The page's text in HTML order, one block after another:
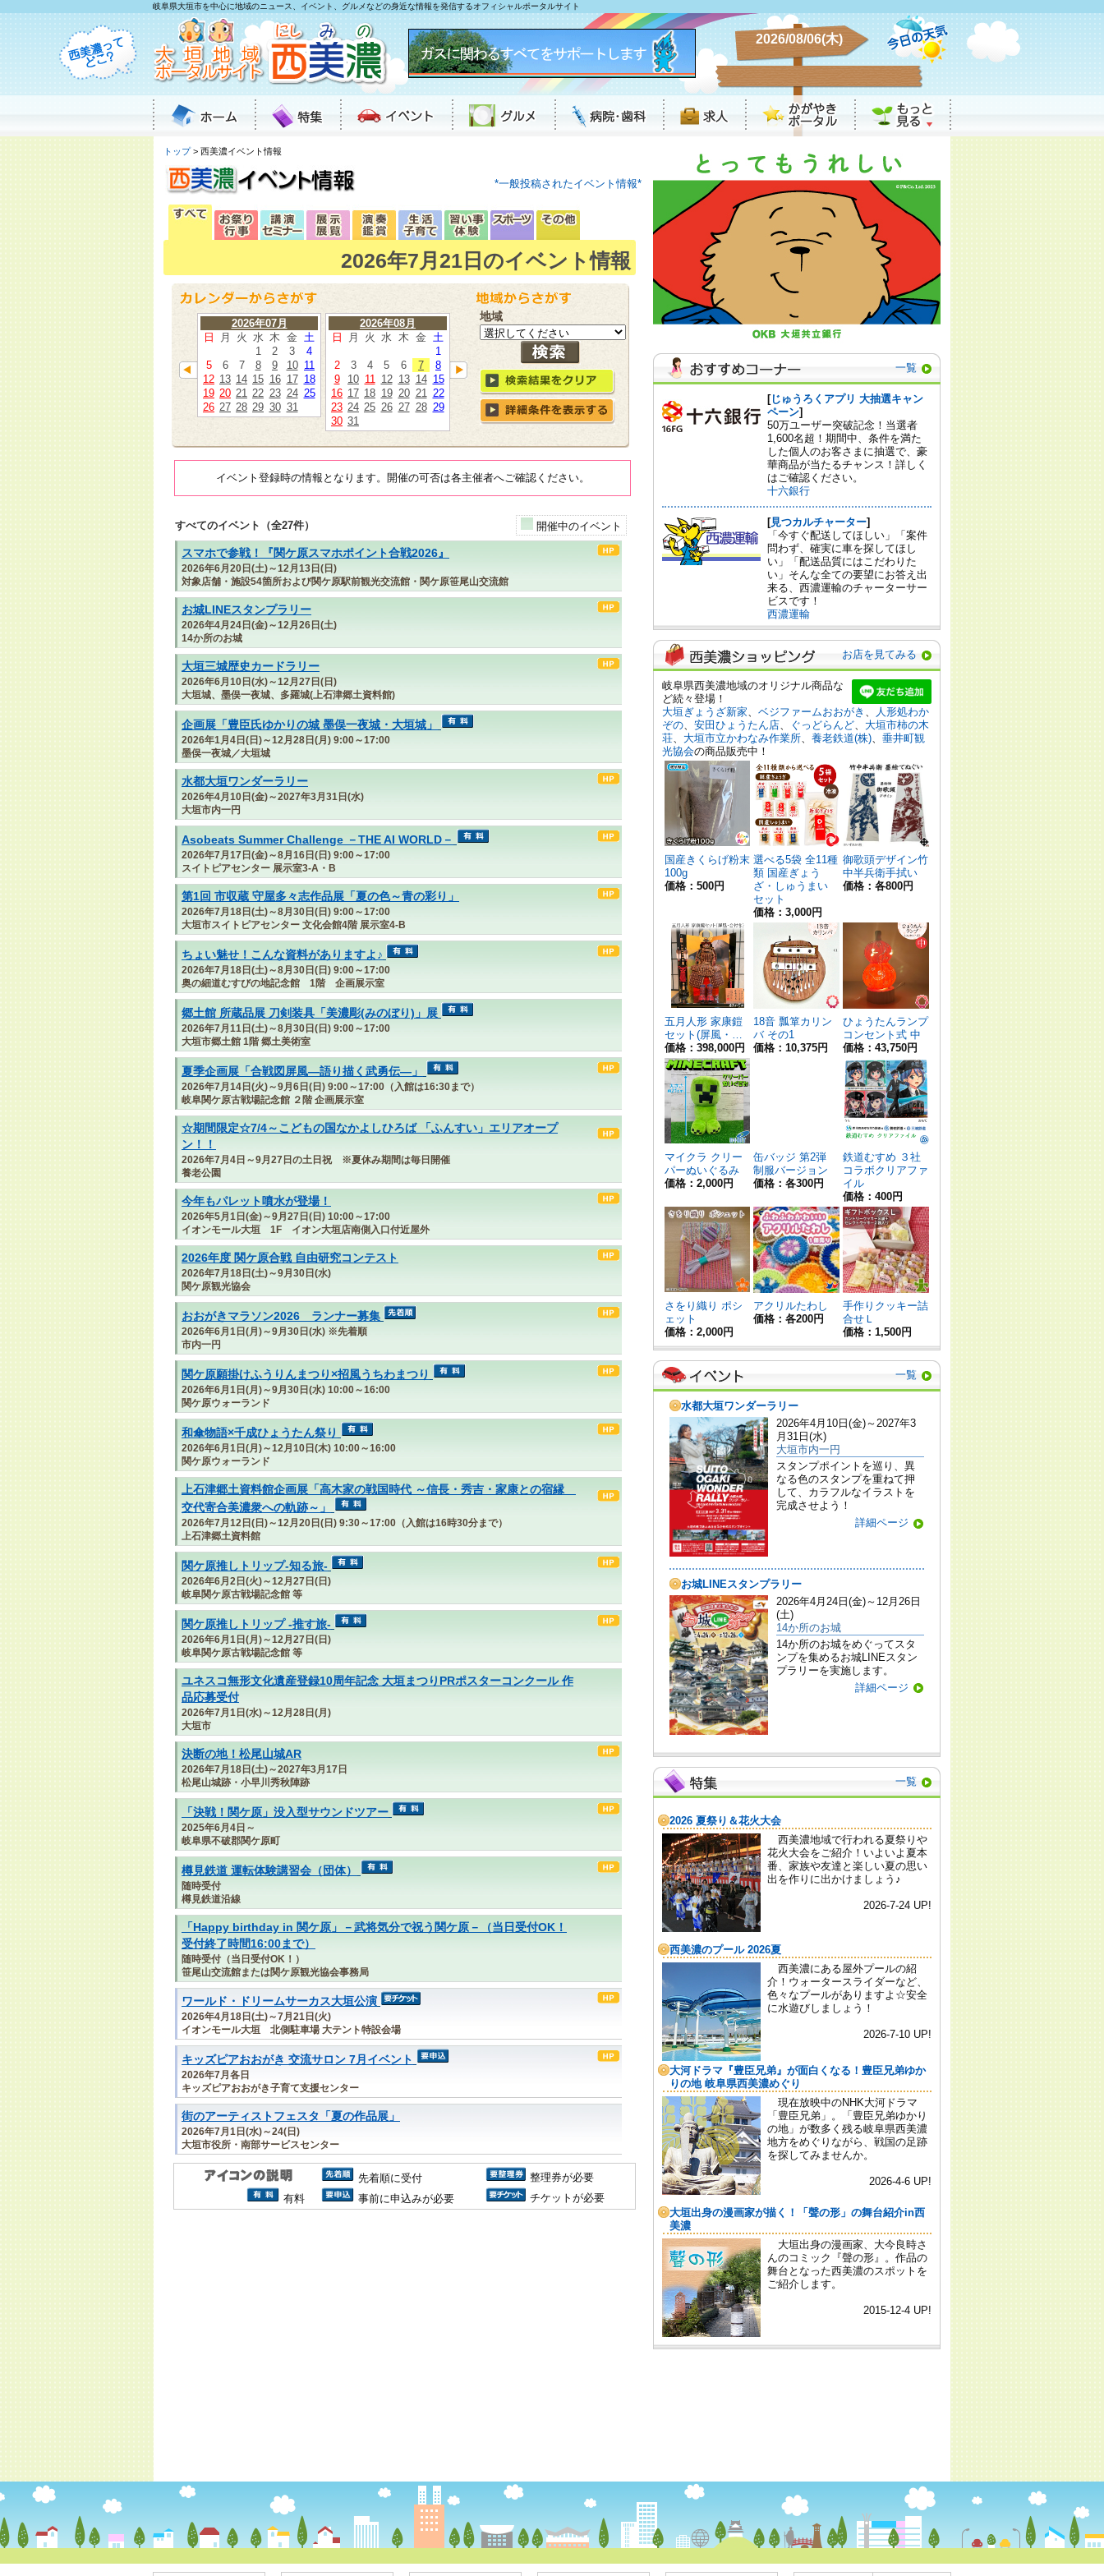
岐阜県大垣市を中心に地域のニュース、イベント、グルメなどの身近な情報を発信するオフィシャルポータルサイト
2026/08/06(木)
トップ> 西美濃イベント情報
*一般投稿されたイベント情報*
2026年7月21日のイベント情報
2026年07月
日
月 火 水 木 金 土
1
2 3
4
5
6 7 8 9 10 11
12 13 14 15 16 17 18
19 20 21 22 23 24 25
26 27 28 29 30 31
2026年08月
日
月 火 水 木 金 土
1
2
3 4 5 6 7
8
9
10 11 12 13 14 15
16 17 18 19 20 21 22
23 24 25 26 27 28 29
30 31
地域
イベント登録時の情報となります。開催の可否は各主催者へご確認ください。
すべてのイベント（全27件） 開催中のイベント
スマホで参戦！『関ケ原スマホポイント合戦2026』
2026年6月20日(土)～12月13日(日)
対象店舗・施設54箇所および関ケ原駅前観光交流館・関ケ原笹尾山交流館
お城LINEスタンプラリー
2026年4月24日(金)～12月26日(土)
14か所のお城
大垣三城歴史カードラリー
2026年6月10日(水)～12月27日(日)
大垣城、墨俣一夜城、多羅城(上石津郷土資料館)
企画展「豊臣氏ゆかりの城 墨俣一夜城・大垣城」
2026年1月4日(日)～12月28日(月) 9:00～17:00
墨俣一夜城／大垣城
水都大垣ワンダーラリー
2026年4月10日(金)～2027年3月31日(水)
大垣市内一円
Asobeats Summer Challenge －THE AI WORLD－
2026年7月17日(金)～8月16日(日) 9:00～17:00
スイトピアセンター 展示室3-A・B
第1回 市収蔵 守屋多々志作品展「夏の色～青の彩り」
2026年7月18日(土)～8月30日(日) 9:00～17:00
大垣市スイトピアセンター 文化会館4階 展示室4-B
ちょい魅せ！こんな資料がありますよ♪
2026年7月18日(土)～8月30日(日) 9:00～17:00
奥の細道むすびの地記念館 1階 企画展示室
郷土館 所蔵品展 刀剣装具「美濃彫(みのぼり)」展
2026年7月11日(土)～8月30日(日) 9:00～17:00
大垣市郷土館 1階 郷土美術室
夏季企画展「合戦図屏風―語り描く武勇伝―」
2026年7月14日(火)～9月6日(日) 9:00～17:00（入館は16:30まで）
岐阜関ケ原古戦場記念館 ２階 企画展示室
☆期間限定☆7/4～こどもの国なかよしひろば 「ふんすい」エリアオープ
ン！！
2026年7月4日～9月27日の土日祝 ※夏休み期間は毎日開催
養老公園
今年もパレット噴水が登場！
2026年5月1日(金)～9月27日(日) 10:00～17:00
イオンモール大垣 1F イオン大垣店南側入口付近屋外
2026年度 関ケ原合戦 自由研究コンテスト
2026年7月18日(土)～9月30日(水)
関ケ原観光協会
おおがきマラソン2026 ランナー募集
2026年6月1日(月)～9月30日(水) ※先着順
市内一円
関ケ原願掛けふうりんまつり×招風うちわまつり
2026年6月1日(月)～9月30日(水) 10:00～16:00
関ケ原ウォーランド
和傘物語×千成ひょうたん祭り
2026年6月1日(月)～12月10日(木) 10:00～16:00
関ケ原ウォーランド
上石津郷土資料館企画展「高木家の戦国時代 ～信長・秀吉・家康との宿縁
交代寄合美濃衆への軌跡～」
2026年7月12日(日)～12月20日(日) 9:30～17:00（入館は16時30分まで）
上石津郷土資料館
関ケ原推しトリップ-知る旅-
2026年6月2日(火)～12月27日(日)
岐阜関ケ原古戦場記念館 等
関ケ原推しトリップ -推す旅-
2026年6月1日(月)～12月27日(日)
岐阜関ケ原古戦場記念館 等
ユネスコ無形文化遺産登録10周年記念 大垣まつりPRポスターコンクール 作
品応募受付
2026年7月1日(水)～12月28日(月)
大垣市
決断の地！松尾山城AR
2026年7月18日(土)～2027年3月17日
松尾山城跡・小早川秀秋陣跡
「決戦！関ケ原」没入型サウンドツアー
2025年6月4日～
岐阜県不破郡関ケ原町
樽見鉄道 運転体験講習会（団体）
随時受付
樽見鉄道沿線
「Happy birthday in 関ケ原」－武将気分で祝う関ケ原－（当日受付OK！
受付終了時間16:00まで）
随時受付（当日受付OK！）
笹尾山交流館または関ケ原観光協会事務局
ワールド・ドリームサーカス大垣公演
2026年4月18日(土)～7月21日(火)
イオンモール大垣 北側駐車場 大テント特設会場
キッズピアおおがき 交流サロン 7月イベント
2026年7月各日
キッズピアおおがき子育て支援センター
街のアーティストフェスタ「夏の作品展」
2026年7月1日(水)～24(日)
大垣市役所・南部サービスセンター
先着順に受付
整理券が必要
有料
事前に申込みが必要 チケットが必要